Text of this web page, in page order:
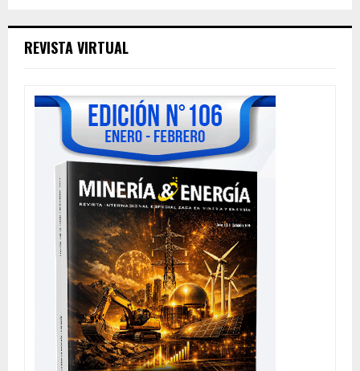
REVISTA VIRTUAL